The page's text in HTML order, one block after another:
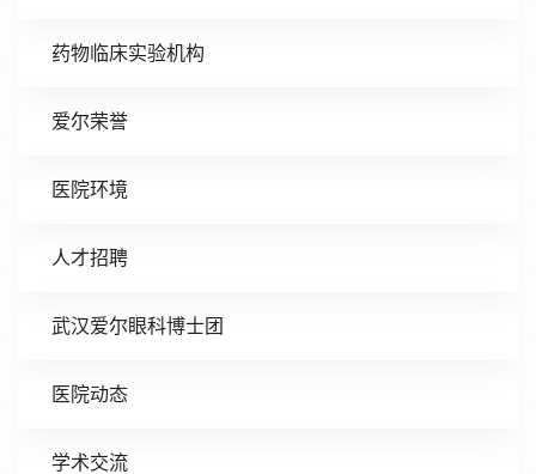
药物临床实验机构
爱尔荣誉
医院环境
人才招聘
武汉爱尔眼科博士团
医院动态
学术交流